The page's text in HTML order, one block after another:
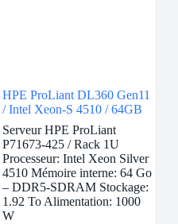
HPE ProLiant DL360 Gen11
/ Intel Xeon-S 4510 / 64GB
Serveur HPE ProLiant
P71673-425 / Rack 1U
Processeur: Intel Xeon Silver
4510 Mémoire interne: 64 Go
– DDR5-SDRAM Stockage:
1.92 To Alimentation: 1000
W